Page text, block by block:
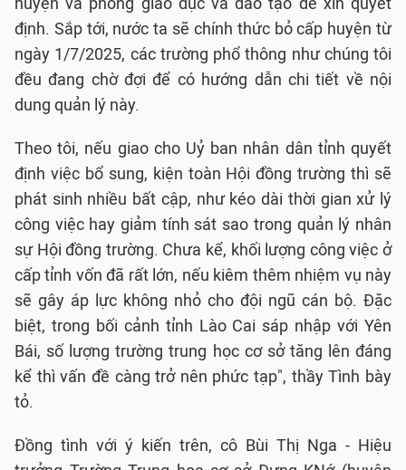
định. Sắp tới, nước ta sẽ chính thức bỏ cấp huyện từ
ngày 1/7/2025, các trường phổ thông như chúng tôi
đều đang chờ đợi để có hướng dẫn chi tiết về nội
dung quản lý này.
Theo tôi, nếu giao cho Uỷ ban nhân dân tỉnh quyết
định việc bổ sung, kiện toàn Hội đồng trường thì sẽ
phát sinh nhiều bất cập, như kéo dài thời gian xử lý
công việc hay giảm tính sát sao trong quản lý nhân
sự Hội đồng trường. Chưa kể, khối lượng công việc ở
cấp tỉnh vốn đã rất lớn, nếu kiêm thêm nhiệm vụ này
sẽ gây áp lực không nhỏ cho đội ngũ cán bộ. Đặc
biệt, trong bối cảnh tỉnh Lào Cai sáp nhập với Yên
Bái, số lượng trường trung học cơ sở tăng lên đáng
kể thì vấn đề càng trở nên phức tạp", thầy Tình bày
tỏ.
Đồng tình với ý kiến trên, cô Bùi Thị Nga - Hiệu